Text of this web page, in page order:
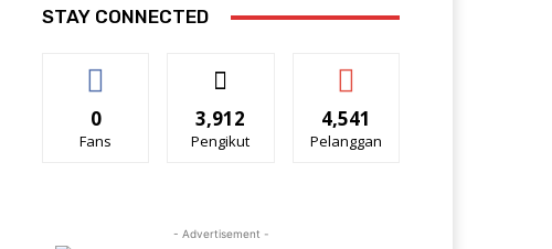
STAY CONNECTED
0
Fans
3,912
Pengikut
4,541
Pelanggan
- Advertisement -